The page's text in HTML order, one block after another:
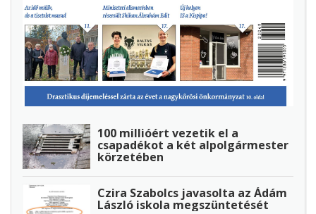
100 millióért vezetik el a
csapadékot a két alpolgármester
körzetében
Czira Szabolcs javasolta az Ádám
László iskola megszüntetését